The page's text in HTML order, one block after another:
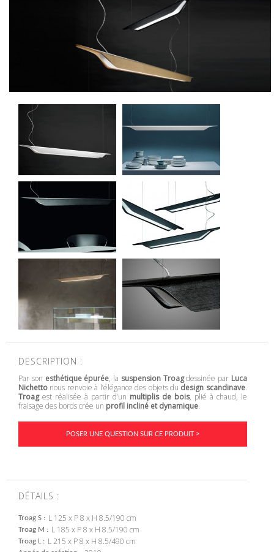
DESCRIPTION :
Par son esthétique épurée, la suspension Troagdessinée par Luca
Nichetto nous renvoie à l’élégance des objets du design scandinave.
Troagest réalisée à partir d’un multiplis de bois, plié à chaud, le
fraisage des bords crée un profil incliné et dynamique.
POSER UNE QUESTION SUR CE PRODUIT >
DÉTAILS :
Troag S L 125 x P 8 x H 8.5/190 cm
Troag M L 185 x P 8 x H 8.5/190 cm
Troag L L 215 x P 8 x H 8.5/490 cm